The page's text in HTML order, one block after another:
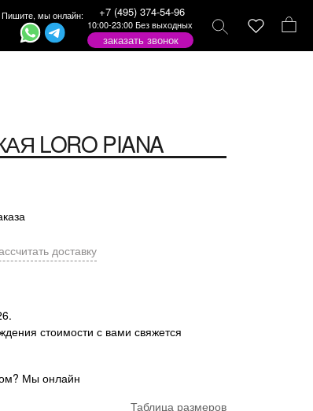
Пишите, мы онлайн: +7 (495) 374-54-96
10:00-23:00 Без выходных
заказать звонок
LORO PIANA
доставку
стоимости с вами свяжется
Мы онлайн
Таблица размеров